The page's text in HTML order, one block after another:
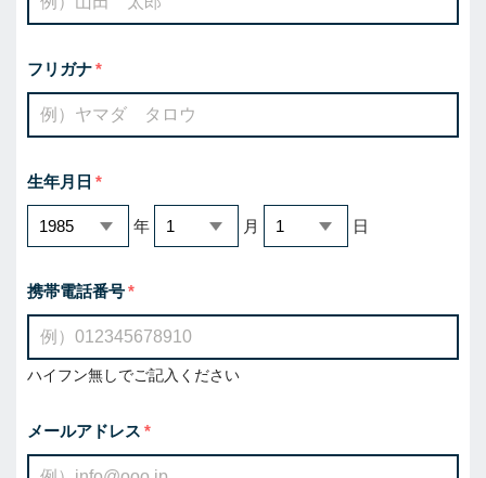
フリガナ
生年月日
年 月 日
携帯電話番号
ハイフン無しでご記入ください
メールアドレス